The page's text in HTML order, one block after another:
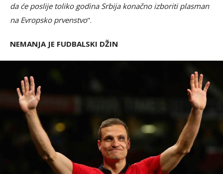
da će poslije toliko godina Srbija konačno izboriti plasman
na Evropsko prvenstvo".
NEMANJA JE FUDBALSKI DŽIN